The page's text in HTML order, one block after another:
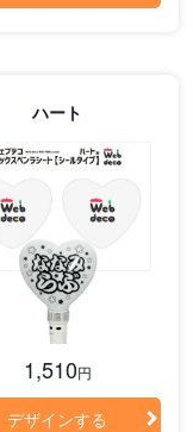
ハート
1,510円
デザインする